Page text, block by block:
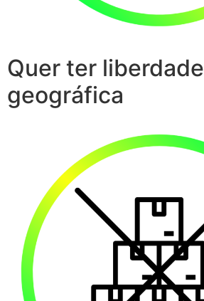
Quer ter liberdade
geográfica